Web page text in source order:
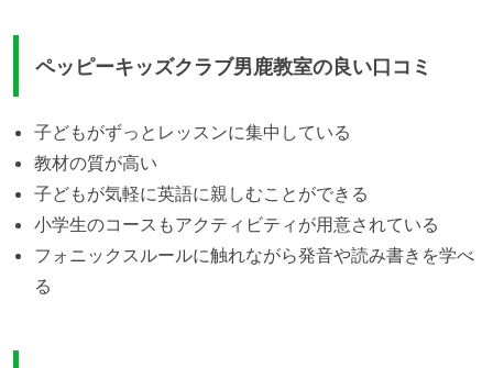
ペッピーキッズクラブ男鹿教室の良い口コミ
子どもがずっとレッスンに集中している
教材の質が高い
子どもが気軽に英語に親しむことができる
小学生のコースもアクティビティが用意されている
フォニックスルールに触れながら発音や読み書きを学べ
る